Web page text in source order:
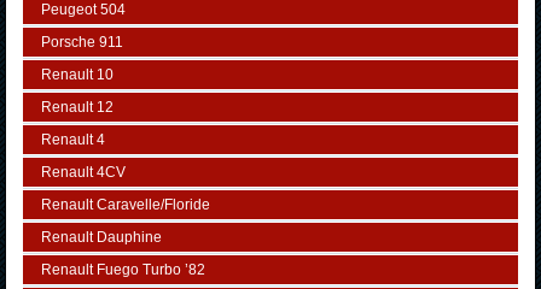
Peugeot 504
Porsche 911
Renault 10
Renault 12
Renault 4
Renault 4CV
Renault Caravelle/Floride
Renault Dauphine
Renault Fuego Turbo ’82